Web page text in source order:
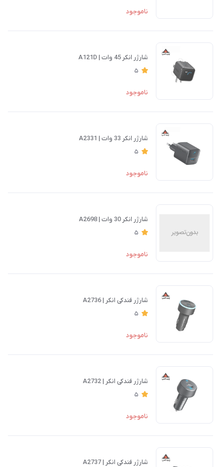
ناموجود
شارژر انکر 45 وات | A121D
5
ناموجود
شارژر انکر 33 وات | A2331
5
ناموجود
شارژر انکر 30 وات | A2698
5
ناموجود
شارژر فندکی انکر | A2736
5
ناموجود
شارژر فندکی انکر | A2732
5
ناموجود
شارژر فندکی انکر | A2737